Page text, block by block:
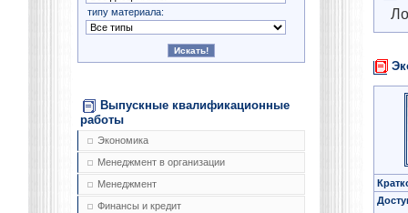
типу материала:
Выпускные квалификационные
работы
Экономика
Менеджмент в организации
Менеджмент
Финансы и кредит